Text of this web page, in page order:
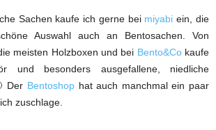
Sachen kaufe ich gerne bei miyabi ein, die
Auswahl auch an Bentosachen. Von
meisten Holzboxen und bei Bento&Cokaufe
und besonders ausgefallene, niedliche
Der Bentoshop hat auch manchmal ein paar
zuschlage.